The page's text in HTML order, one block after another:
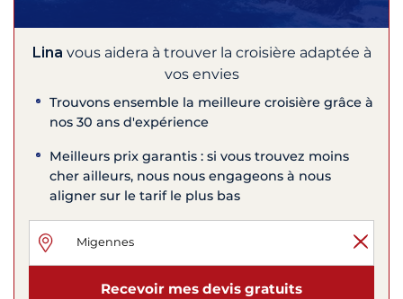
Lina vous aidera à trouver la croisière adaptée à
vos envies
Trouvons ensemble la meilleure croisière grâce à
nos 30 ans d'expérience
Meilleurs prix garantis : si vous trouvez moins
cher ailleurs, nous nous engageons à nous
aligner sur le tarif le plus bas
Recevoir mes devis gratuits